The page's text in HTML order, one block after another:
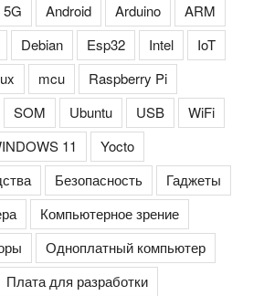
5G Android Arduino
ARM
Debian Esp32 Intel
IoT
mcu
Raspberry Pi
SOM Ubuntu USB
WiFi
11
Yocto
Безопасность
Гаджеты
Компьютерное зрение
Одноплатный компьютер
Плата для разработки